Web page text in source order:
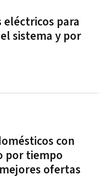
eléctricos para
sistema y por
con
por tiempo
ofertas